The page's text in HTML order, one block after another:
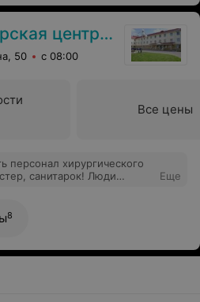
районная больница
50 с 08:00
Все цены
персонал хирургического
санитарок! Люди
К.
Еще
8